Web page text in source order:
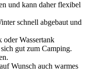
und kann daher flexibel
schnell abgebaut und
oder Wassertank
gut zum Camping.
Wunsch auch warmes